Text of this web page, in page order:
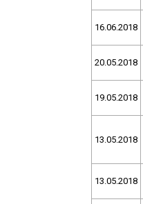
16.06.2018
20.05.2018
19.05.2018
13.05.2018
13.05.2018